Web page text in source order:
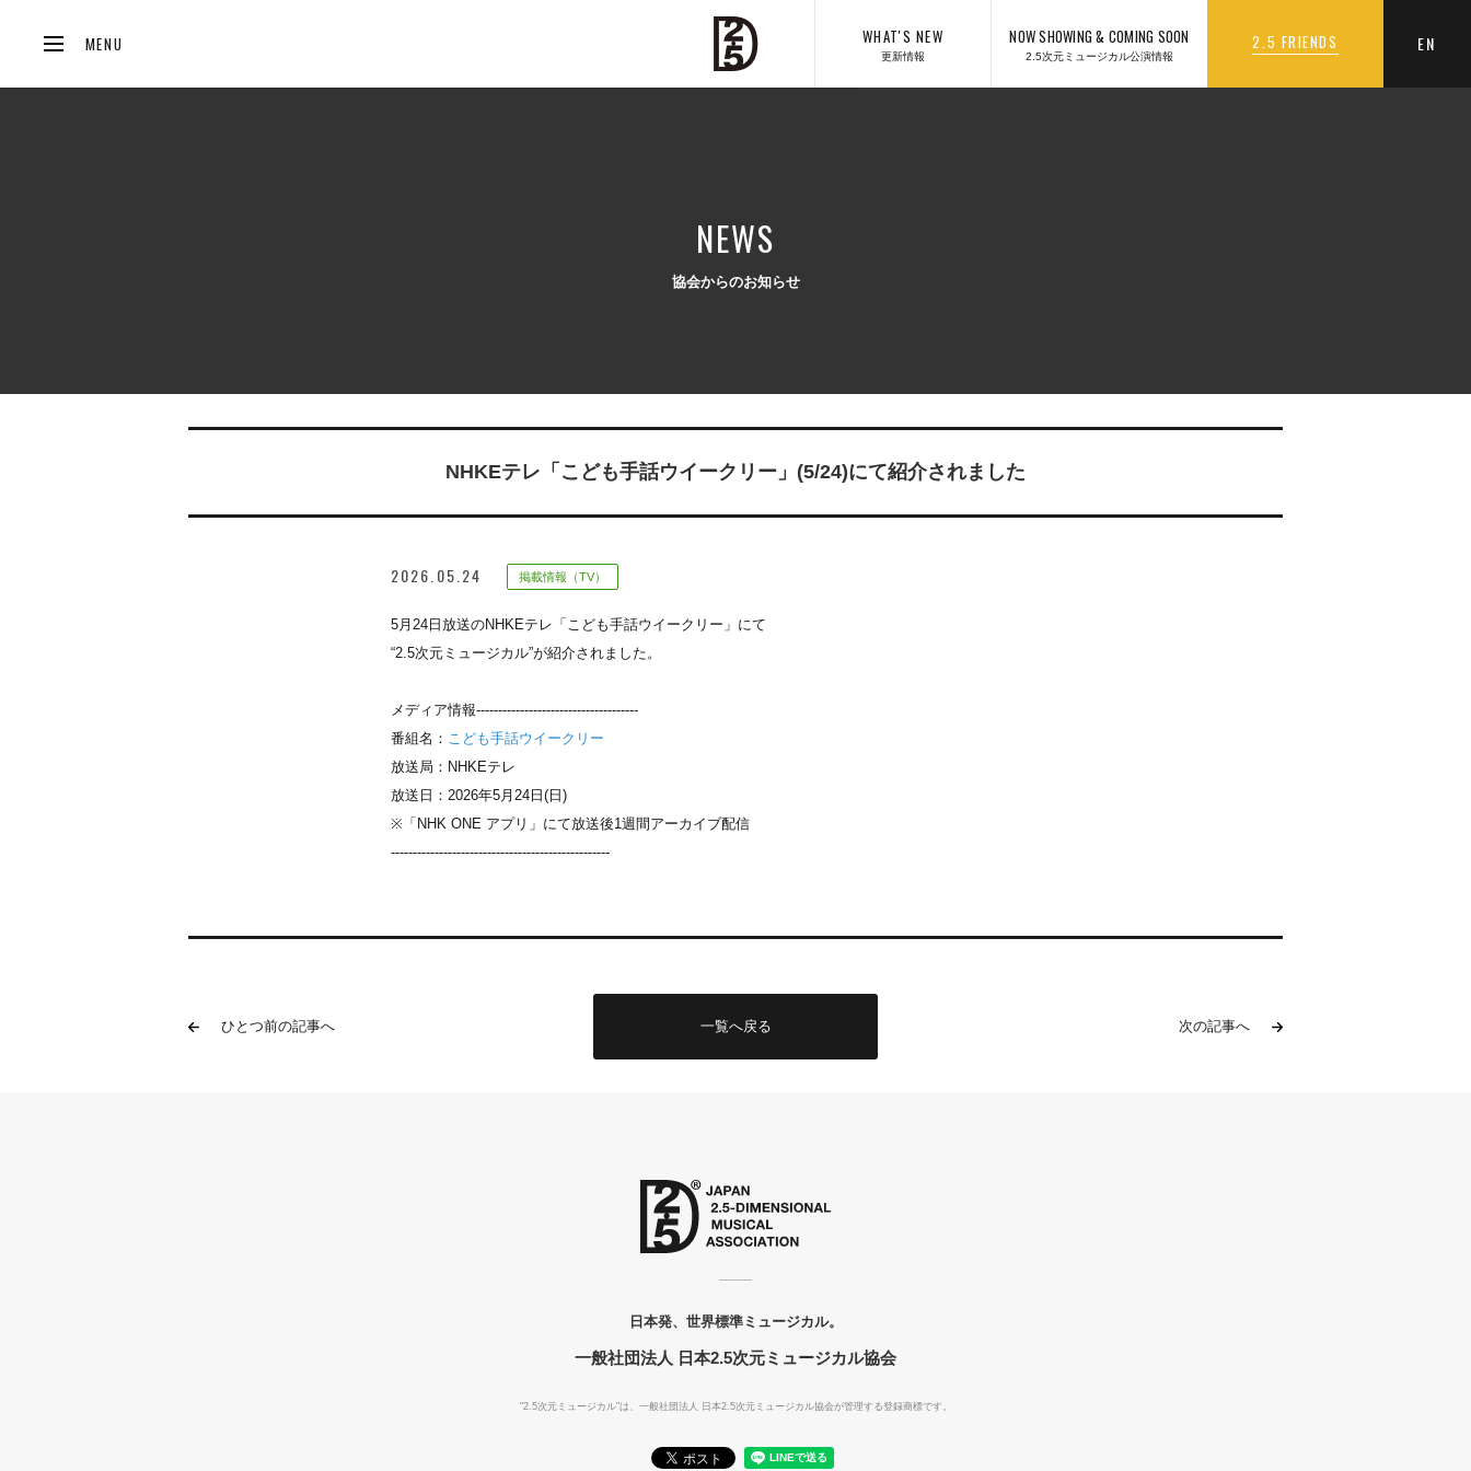
MENU EN
WHAT'S NEW
更新情報
NOW SHOWING & COMING SOON
2.5次元ミュージカル公演情報
2.5 FRIENDS
NEWS
協会からのお知らせ
NHKEテレ「こども手話ウイークリー」(5/24)にて紹介されました
2026.05.24 掲載情報（TV）
5月24日放送のNHKEテレ「こども手話ウイークリー」にて
“2.5次元ミュージカル”が紹介されました。
メディア情報-------------------------------------
番組名： こども手話ウイークリー
放送局：NHKEテレ
放送日：2026年5月24日(日)
※「NHK ONE アプリ」にて放送後1週間アーカイブ配信
--------------------------------------------------
ひとつ前の記事へ 次の記事へ
一覧へ戻る
日本発、世界標準ミュージカル。
一般社団法人 日本2.5次元ミュージカル協会
"2.5次元ミュージカル"は、一般社団法人 日本2.5次元ミュージカル協会が管理する登録商標です。